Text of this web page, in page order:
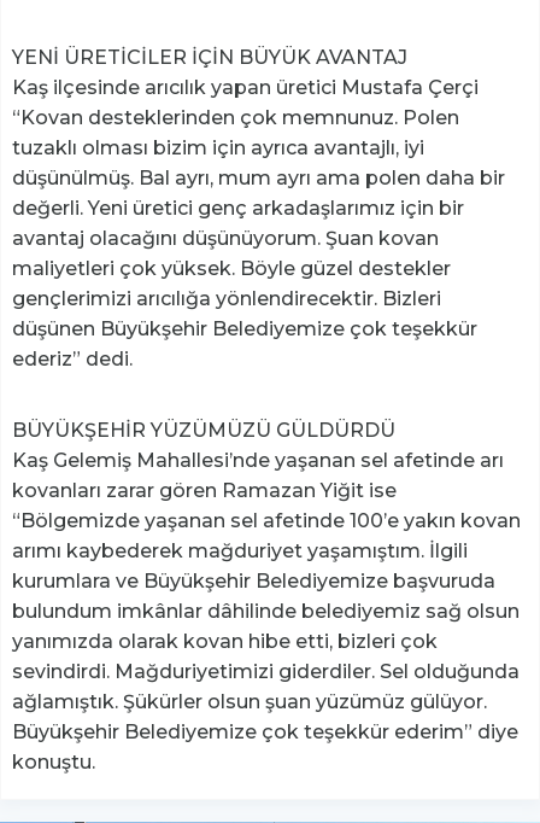
YENİ ÜRETİCİLER İÇİN BÜYÜK AVANTAJ
Kaş ilçesinde arıcılık yapan üretici Mustafa Çerçi
“Kovan desteklerinden çok memnunuz. Polen
tuzaklı olması bizim için ayrıca avantajlı, iyi
düşünülmüş. Bal ayrı, mum ayrı ama polen daha bir
değerli. Yeni üretici genç arkadaşlarımız için bir
avantaj olacağını düşünüyorum. Şuan kovan
maliyetleri çok yüksek. Böyle güzel destekler
gençlerimizi arıcılığa yönlendirecektir. Bizleri
düşünen Büyükşehir Belediyemize çok teşekkür
ederiz” dedi.
BÜYÜKŞEHİR YÜZÜMÜZÜ GÜLDÜRDÜ
Kaş Gelemiş Mahallesi’nde yaşanan sel afetinde arı
kovanları zarar gören Ramazan Yiğit ise
“Bölgemizde yaşanan sel afetinde 100’e yakın kovan
arımı kaybederek mağduriyet yaşamıştım. İlgili
kurumlara ve Büyükşehir Belediyemize başvuruda
bulundum imkânlar dâhilinde belediyemiz sağ olsun
yanımızda olarak kovan hibe etti, bizleri çok
sevindirdi. Mağduriyetimizi giderdiler. Sel olduğunda
ağlamıştık. Şükürler olsun şuan yüzümüz gülüyor.
Büyükşehir Belediyemize çok teşekkür ederim” diye
konuştu.